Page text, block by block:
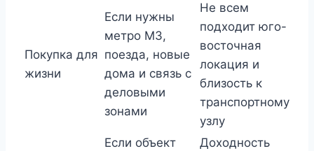
Покупка для
жизни
Если нужны
метро M3,
поезда, новые
дома и связь с
деловыми
зонами
Не всем
подходит юго-
восточная
локация и
близость к
транспортному
узлу
Если объект
Доходность